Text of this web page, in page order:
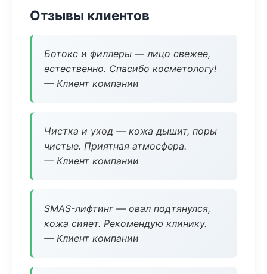
Отзывы клиентов
Ботокс и филлеры — лицо свежее,
естественно. Спасибо косметологу!
— Клиент компании
Чистка и уход — кожа дышит, поры
чистые. Приятная атмосфера.
— Клиент компании
SMAS-лифтинг — овал подтянулся,
кожа сияет. Рекомендую клинику.
— Клиент компании